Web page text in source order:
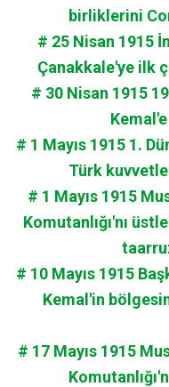
birliklerini
# 25 Nisan 1915
Çanakkale'ye ilk
# 30 Nisan 1915
# 1 Mayıs 1915 1.
Türk
# 1 Mayıs 1915
Komutanlığı'nı
# 10 Mayıs 1915
Kemal'in
# 17 Mayıs 1915